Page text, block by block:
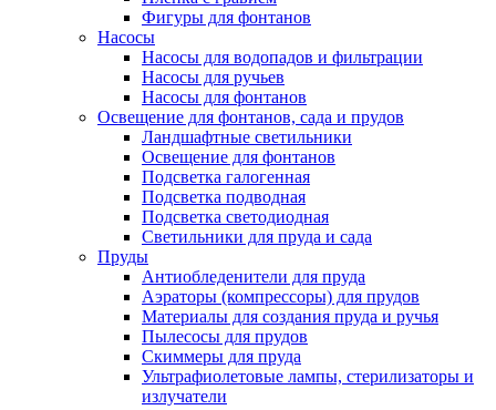
Фигуры для фонтанов
Насосы
Насосы для водопадов и фильтрации
Насосы для ручьев
Насосы для фонтанов
Освещение для фонтанов, сада и прудов
Ландшафтные светильники
Освещение для фонтанов
Подсветка галогенная
Подсветка подводная
Подсветка светодиодная
Светильники для пруда и сада
Пруды
Антиобледенители для пруда
Аэраторы (компрессоры) для прудов
Материалы для создания пруда и ручья
Пылесосы для прудов
Скиммеры для пруда
Ультрафиолетовые лампы, стерилизаторы и
излучатели